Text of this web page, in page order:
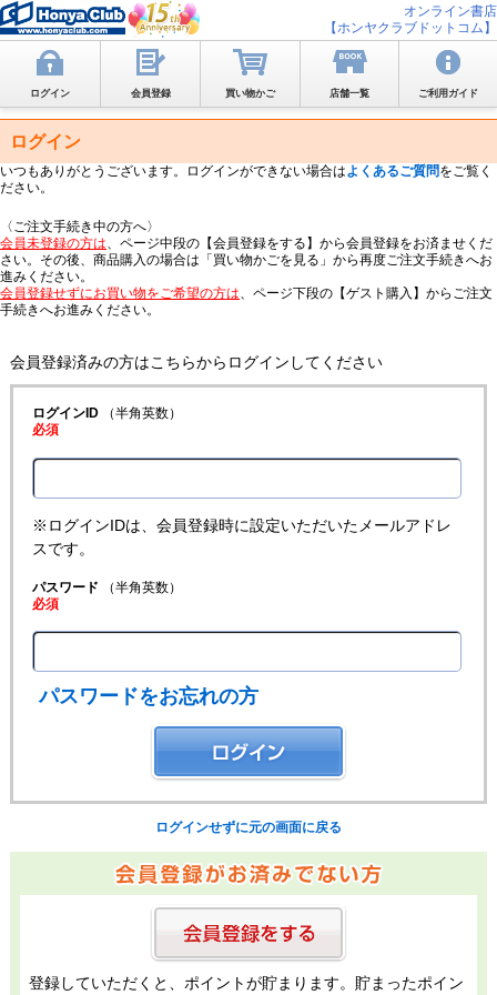
オンライン書店
【ホンヤクラブドットコム】
ログイン 会員登録 買い物かご 店舗一覧 ご利用ガイド
ログイン
いつもありがとうございます。ログインができない場合はよくあるご質問をご覧く
ださい。
〈ご注文手続き中の方へ〉
会員未登録の方は、ページ中段の【会員登録をする】から会員登録をお済ませくだ
さい。その後、商品購入の場合は「買い物かごを見る」から再度ご注文手続きへお
進みください。
会員登録せずにお買い物をご希望の方は、ページ下段の【ゲスト購入】からご注文
手続きへお進みください。
会員登録済みの方はこちらからログインしてください
ログインID（半角英数）
必須
※ログインIDは、会員登録時に設定いただいたメールアドレ
スです。
パスワード （半角英数）
必須
パスワードをお忘れの方
ログインせずに元の画面に戻る
登録していただくと、ポイントが貯まります。貯まったポイン